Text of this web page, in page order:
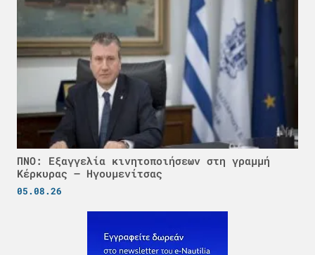
ΠΝΟ: Εξαγγελία κινητοποιήσεων στη γραμμή
Κέρκυρας – Ηγουμενίτσας
05.08.26